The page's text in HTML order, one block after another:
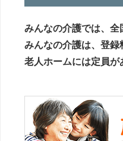
みんなの介護では、全
みんなの介護は、登録
老人ホームには定員が